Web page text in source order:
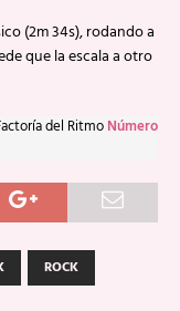
(2m 34s), rodando a
que la escala a otro
del Ritmo Número
ROCK